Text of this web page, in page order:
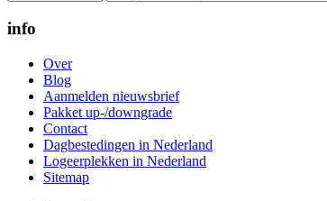
info
Over
Blog
Aanmelden nieuwsbrief
Pakket up-/downgrade
Contact
Dagbestedingen in Nederland
Logeerplekken in Nederland
Sitemap